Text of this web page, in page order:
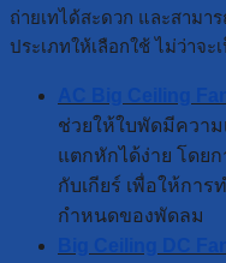
ถ่ายเทได้สะดวก และสามา
ประเภทให้เลือกใช้ ไม่ว่าจะ
ช่วยให้ใบพัดมีความ
แตกหักได้ง่าย โดย
กับเกียร์ เพื่อให้กา
กำหนดของพัดลม